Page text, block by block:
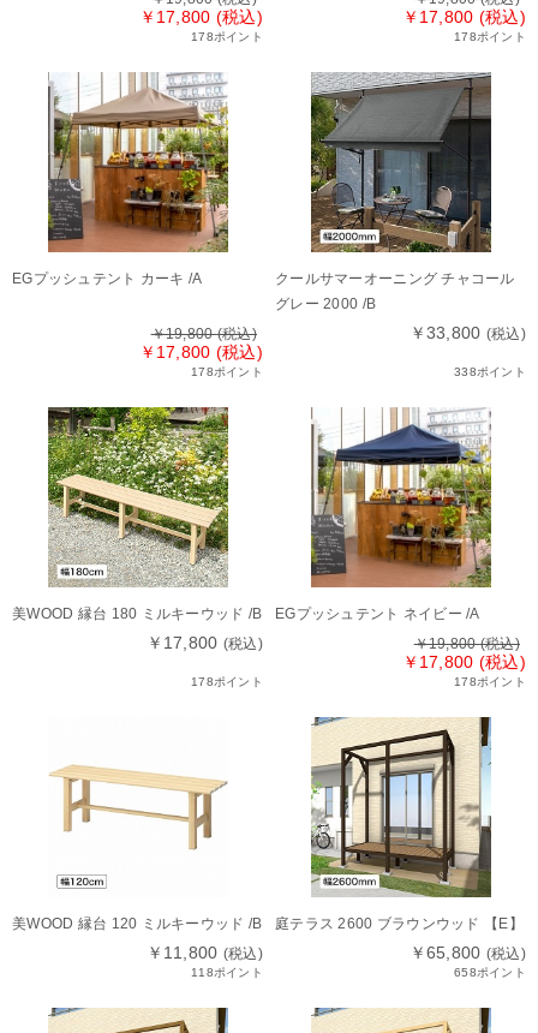
￥17,800 (税込)
178ポイント
￥17,800 (税込)
178ポイント
EGプッシュテント カーキ /A
￥19,800(税込)
￥17,800 (税込)
178ポイント
クールサマーオーニング チャコール
グレー 2000 /B
￥33,800 (税込)
338ポイント
美WOOD 縁台 180 ミルキーウッド /B
￥17,800 (税込)
178ポイント
EGプッシュテント ネイビー /A
￥19,800(税込)
￥17,800 (税込)
178ポイント
美WOOD 縁台 120 ミルキーウッド /B
￥11,800 (税込)
118ポイント
庭テラス 2600 ブラウンウッド 【E】
￥65,800 (税込)
658ポイント